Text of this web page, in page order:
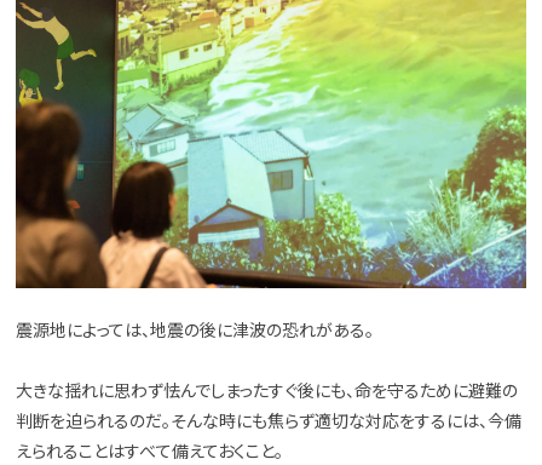
震源地によっては、地震の後に津波の恐れがある。
大きな揺れに思わず怯んでしまったすぐ後にも、命を守るために避難の
判断を迫られるのだ。そんな時にも焦らず適切な対応をするには、今備
えられることはすべて備えておくこと。